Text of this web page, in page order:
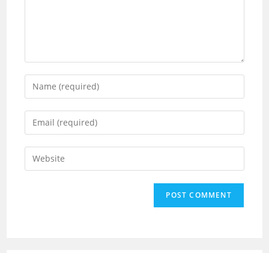
Enter
your
name
comment
Enter
your
email
address
Enter
your